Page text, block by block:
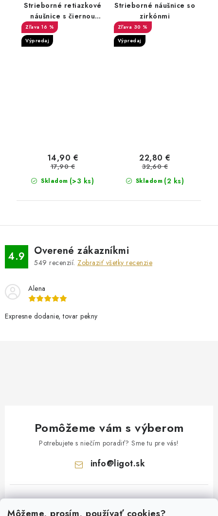
Môžeme, prosím, používať cookies?
Strieborné retiazkové
náušnice s čiernou
perlou
16 %
Výpredaj
Skladom (>3 ks)
14,90 €
17,90 €
Strieborné náušnice so
zirkónmi
30 %
Výpredaj
Skladom (2 ks)
22,80 €
32,60 €
4.9 Overené zákazníkmi
549 recenzií. Zobraziť všetky recenzie
Alena
Expresne dodanie, tovar pekny
Pomôžeme vám s výberom
Potrebujete s niečím poradiť? Sme tu pre vás!
info@ligot.sk